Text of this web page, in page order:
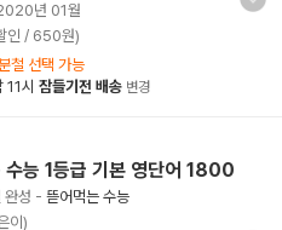
년 01월
인 / 650원)
철 선택 가능
11시 잠들기전 배송 변경
능 1등급 기본 영단어 1800
성 - 뜯어먹는 수능
이)